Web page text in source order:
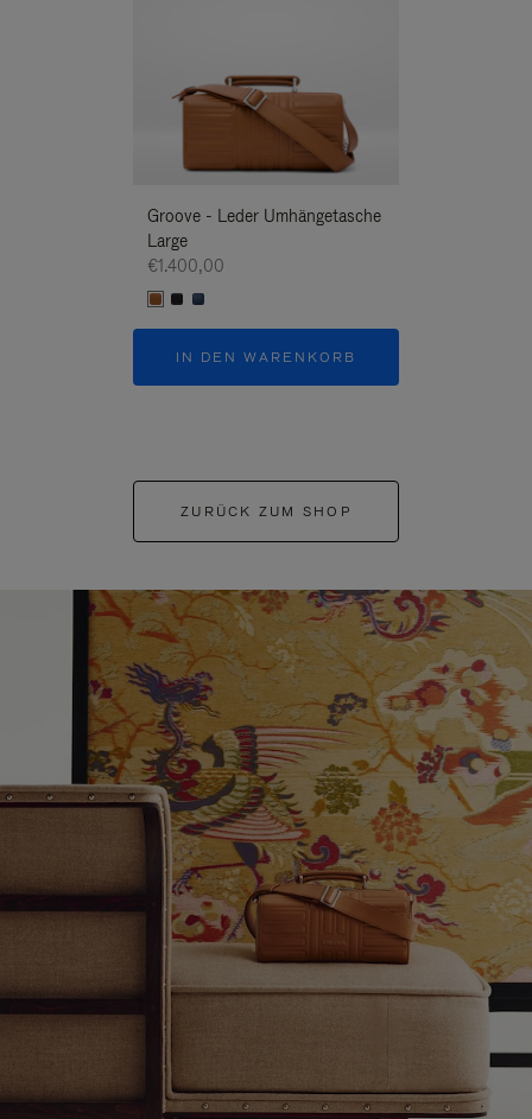
Groove - Leder Umhängetasche
Large
€1.400,00
IN DEN WARENKORB
ZURÜCK ZUM SHOP